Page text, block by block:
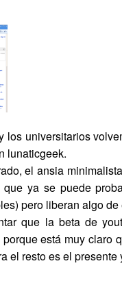
los universitarios
lunaticgeek.
el ansia
ya se puede
pero liberan algo
que la beta de
está muy
el resto es el